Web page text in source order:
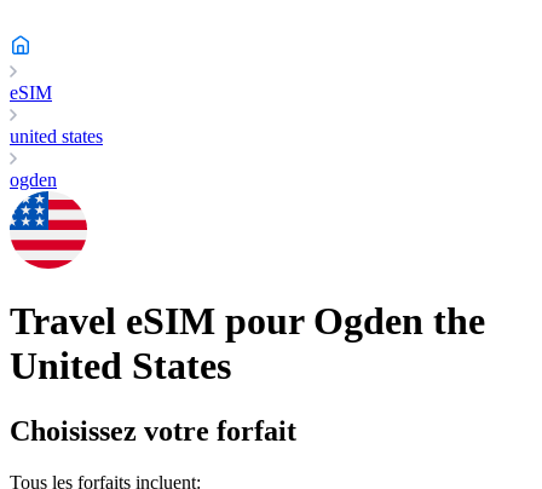
eSIM
united states
ogden
Travel eSIM pour Ogden the
United States
Choisissez votre forfait
Tous les forfaits incluent: